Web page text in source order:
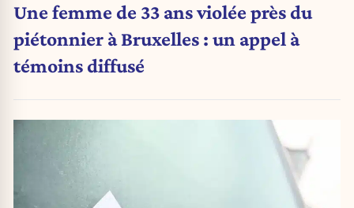
Une femme de 33 ans violée près du
piétonnier à Bruxelles : un appel à
témoins diffusé